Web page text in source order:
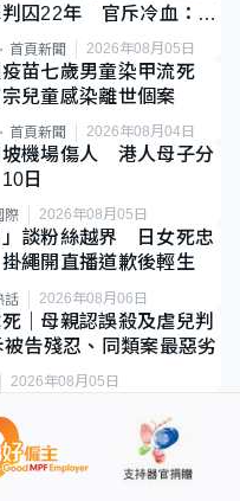
囚22年 官斥冷血：同
首頁新聞 2026年08月05日
苗七歲男童染甲流死
兒童感染離世個案
首頁新聞 2026年08月04日
坡機場傷人 港人母子分
日
際 2026年08月05日
」談粉絲越界 日女死忠
繩開直播道歉後輕生
話 2026年08月06日
｜母親認誤殺及虐兒判
告殘忍、同類案最惡劣
2026年08月05日